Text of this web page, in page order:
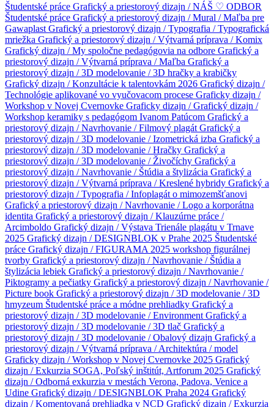
Študentské práce Grafický a priestorový dizajn / NÁŠ ♡ ODBOR
Študentské práce Grafický a priestorový dizajn / Mural / Maľba pre
Gawaplast Grafický a priestorový dizajn / Typografia / Typografická
mriežka Grafický a priestorový dizajn / Výtvarná príprava / Komix
Grafický dizajn / My spoločne pedagógovia na odbore Grafický a
priestorový dizajn / Výtvarná príprava / Maľba Grafický a
priestorový dizajn / 3D modelovanie / 3D hračky a krabičky
Grafický dizajn / Konzultácie k talentovkám 2026 Grafický dizajn /
Technológie aplikované vo vyučovacom procese Graficky dizajn /
Workshop v Novej Cvernovke Graficky dizajn /Grafický dizajn /
Workshop keramiky s pedagógom Ivanom Patúcom Grafický a
priestorový dizajn / Navrhovanie / Filmový plagát Grafický a
priestorový dizajn / 3D modelovanie / Izometrická izba Grafický a
priestorový dizajn / 3D modelovanie / Hračky Grafický a
priestorový dizajn / 3D modelovanie / Živočíchy Grafický a
priestorový dizajn / Navrhovanie / Štúdia a štylizácia Grafický a
priestorový dizajn / Výtvarná príprava / Kreslené hybridy Grafický a
priestorový dizajn / Typografia / Infoplagát o mimozemšťanovi
Grafický a priestorový dizajn / Navrhovanie / Logo a korporátna
identita Grafický a priestorový dizajn / Klauzúrne práce /
Arcimboldo Grafický dizajn / Výstava Trienále plagátu v Trnave
2025 Grafický dizajn / DESIGNBLOK v Prahe 2025 Študentské
práce Grafický dizajn / FIGURAMA 2025 workshop figurálnej
tvorby Grafický a priestorový dizajn / Navrhovanie / Štúdia a
štylizácia lebiek Grafický a priestorový dizajn / Navrhovanie /
Piktogramy a pečiatky Grafický a priestorový dizajn / Navrhovanie /
Picture book Grafický a priestorový dizajn / 3D modelovanie / 3D
hmyzeum Študentské práce a módne prehliadky Grafický a
priestorový dizajn / 3D modelovanie / Environment Grafický a
priestorový dizajn / 3D modelovanie / 3D tlač Grafický a
priestorový dizajn / 3D modelovanie / Obalový dizajn Grafický a
priestorový dizajn / Výtvarná príprava / Architektúra / model
Graficky dizajn / Workshop v Novej Cvernovke 2025 Grafický
dizajn / Exkurzia SOGA, Poľský inštitút, Artforum 2025 Grafický
dizajn / Odborná exkurzia v mestách Verona, Padova, Venice a
Udine Grafický dizajn / DESIGNBLOK Praha 2024 Grafický
dizajn / Komentovaná prehliadka v NCD Grafický dizajn / Exkurzia